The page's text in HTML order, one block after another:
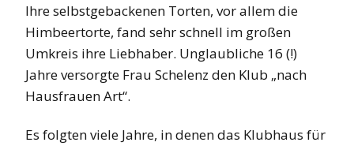
Ihre selbstgebackenen Torten, vor allem die
Himbeertorte, fand sehr schnell im großen
Umkreis ihre Liebhaber. Unglaubliche 16 (!)
Jahre versorgte Frau Schelenz den Klub „nach
Hausfrauen Art“.
Es folgten viele Jahre, in denen das Klubhaus für